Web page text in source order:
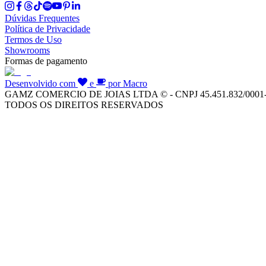
Dúvidas Frequentes
Política de Privacidade
Termos de Uso
Showrooms
Formas de pagamento
Desenvolvido com e
por Macro
GAMZ COMERCIO DE JOIAS LTDA © - CNPJ 45.451.832/
TODOS OS DIREITOS RESERVADOS